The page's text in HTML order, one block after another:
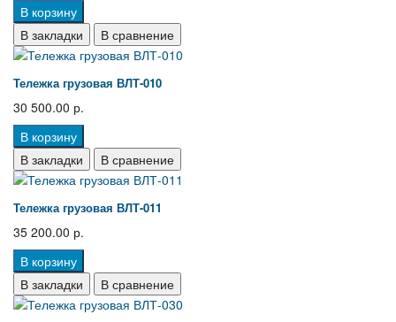
В корзину
В закладки
В сравнение
Тележка грузовая ВЛТ-010
30 500.00 р.
В корзину
В закладки
В сравнение
Тележка грузовая ВЛТ-011
35 200.00 р.
В корзину
В закладки
В сравнение